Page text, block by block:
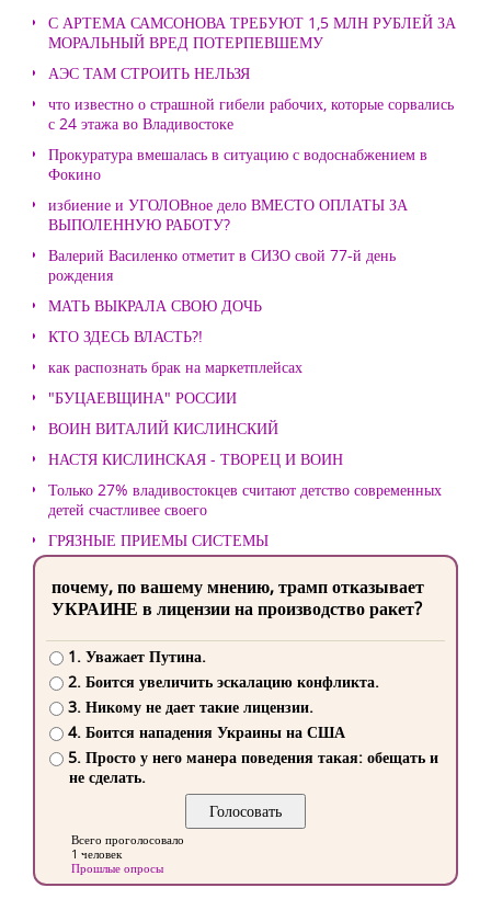
С АРТЕМА САМСОНОВА ТРЕБУЮТ 1,5 МЛН РУБЛЕЙ ЗА
МОРАЛЬНЫЙ ВРЕД ПОТЕРПЕВШЕМУ
АЭС ТАМ СТРОИТЬ НЕЛЬЗЯ
что известно о страшной гибели рабочих, которые сорвались
с 24 этажа во Владивостоке
Прокуратура вмешалась в ситуацию с водоснабжением в
Фокино
избиение и УГОЛОВное дело ВМЕСТО ОПЛАТЫ ЗА
ВЫПОЛЕННУЮ РАБОТУ?
Валерий Василенко отметит в СИЗО свой 77-й день
рождения
МАТЬ ВЫКРАЛА СВОЮ ДОЧЬ
КТО ЗДЕСЬ ВЛАСТЬ?!
как распознать брак на маркетплейсах
"БУЦАЕВЩИНА" РОССИИ
ВОИН ВИТАЛИЙ КИСЛИНСКИЙ
НАСТЯ КИСЛИНСКАЯ - ТВОРЕЦ И ВОИН
Только 27% владивостокцев считают детство современных
детей счастливее своего
ГРЯЗНЫЕ ПРИЕМЫ СИСТЕМЫ
почему, по вашему мнению, трамп отказывает
УКРАИНЕ в лицензии на производство ракет?
1. Уважает Путина.
2. Боится увеличить эскалацию конфликта.
3. Никому не дает такие лицензии.
4. Боится нападения Украины на США
5. Просто у него манера поведения такая: обещать и
не сделать.
Всего проголосовало
1 человек
Прошлые опросы